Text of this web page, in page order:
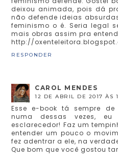
deixou animada, pois dá
não defende ideias
feminismo o é. Seria legal
mais obras assim pra
http://
RESPONDER
CAROL MENDES
12 DE ABRIL DE 2017 ÀS
Esse e-book tá sempre
numa dessas vezes,
esclarecedor! Faz um
entender um pouco o
fez adentrar a ele, na
Que bom que você gostou